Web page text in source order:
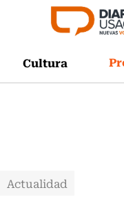
Cultura
Actualidad